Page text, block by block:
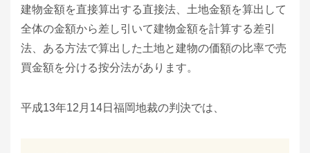
建物金額を直接算出する直接法、土地金額を算出して
全体の金額から差し引いて建物金額を計算する差引
法、ある方法で算出した土地と建物の価額の比率で売
買金額を分ける按分法があります。
平成13年12月14日福岡地裁の判決では、